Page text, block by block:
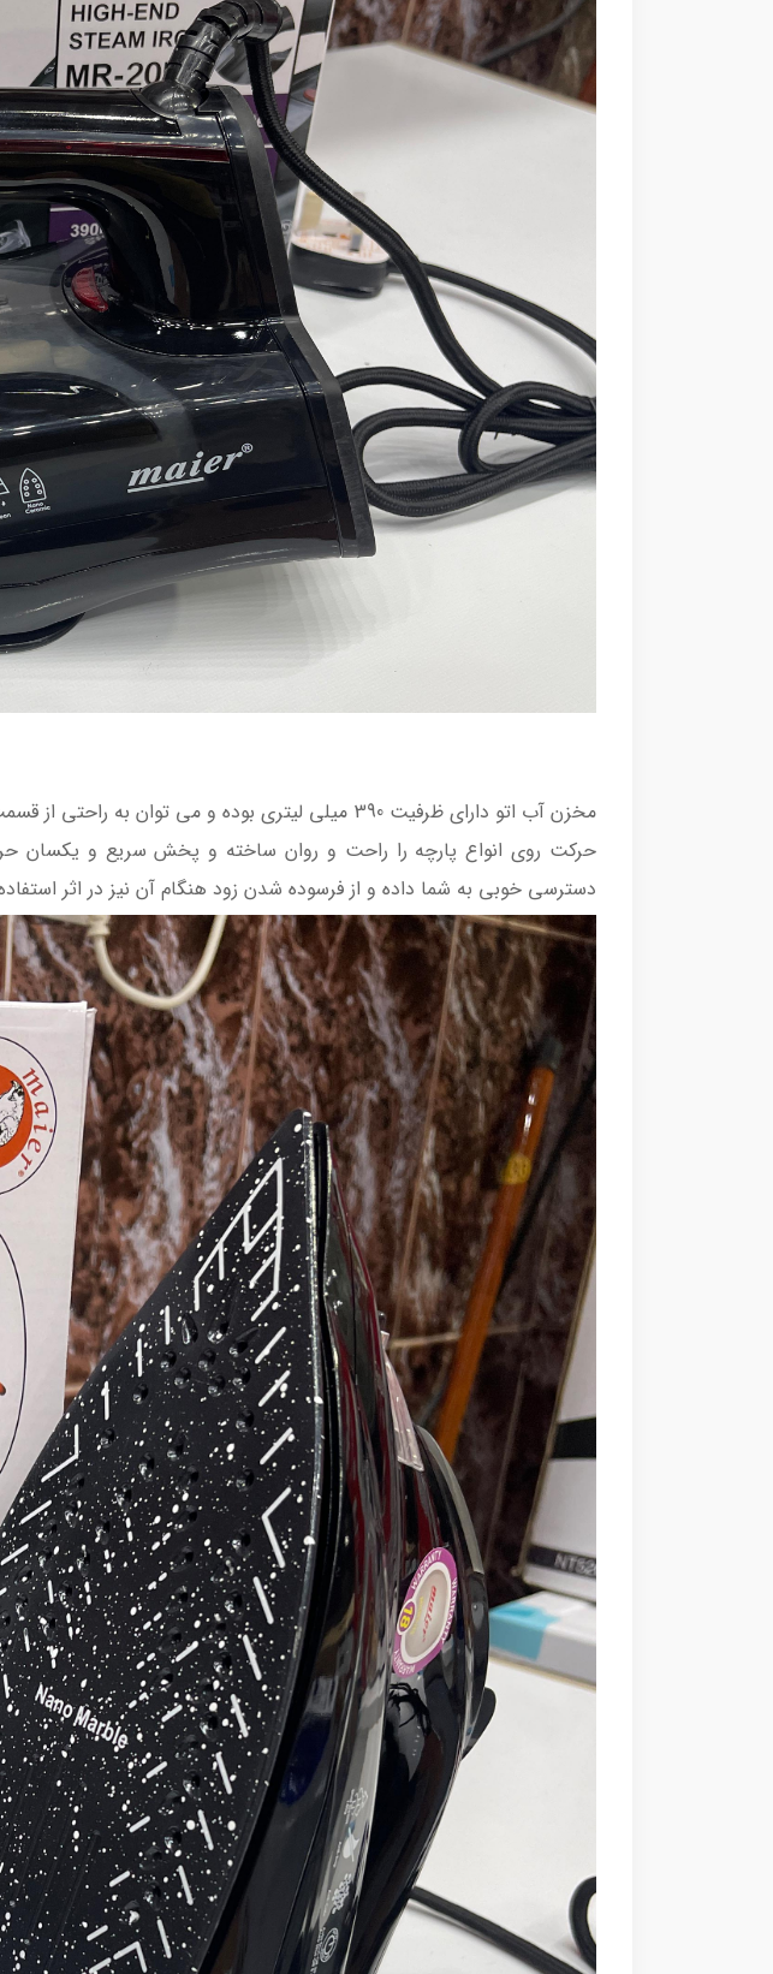
مخزن آب اتو دارای ظرفیت 390 میلی لیتری بوده و می
دسترسی خوبی به شما داده و از فرسوده شدن زود هنگام آن نیز در اثر